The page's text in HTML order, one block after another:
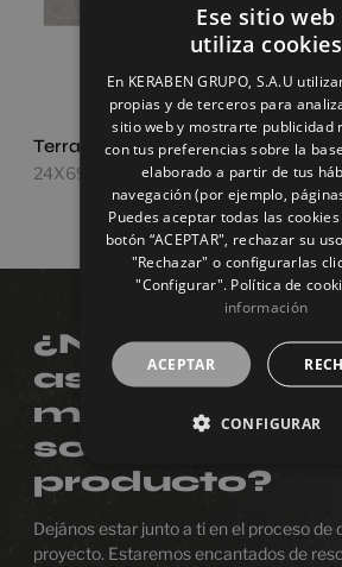
Terranova Gris
24X69
¿Necesitas
más
sobre algún
producto?
Dejános estar junto a ti en el proceso de
proyecto. Estaremos encantados de
Ese sitio web
utiliza cookies
En KERABEN GRUPO, S.A.U
propias y de terceros para
sitio web y mostrarte publicidad
con tus preferencias sobre la
elaborado a partir de tus
navegación (por ejemplo,
Puedes aceptar todas las
botón “ACEPTAR", rechazar su
"Rechazar" o configurarlas
"Configurar". Política de
información
ACEPTAR
CONFIGURAR